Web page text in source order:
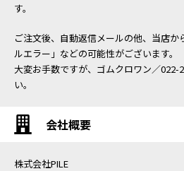
す。
ご注文後、自動返信メールの他、当店
ルエラー」などの可能性がございます。
大変お手数ですが、ゴムクロワン／022-
い。
会社概要
株式会社PILE